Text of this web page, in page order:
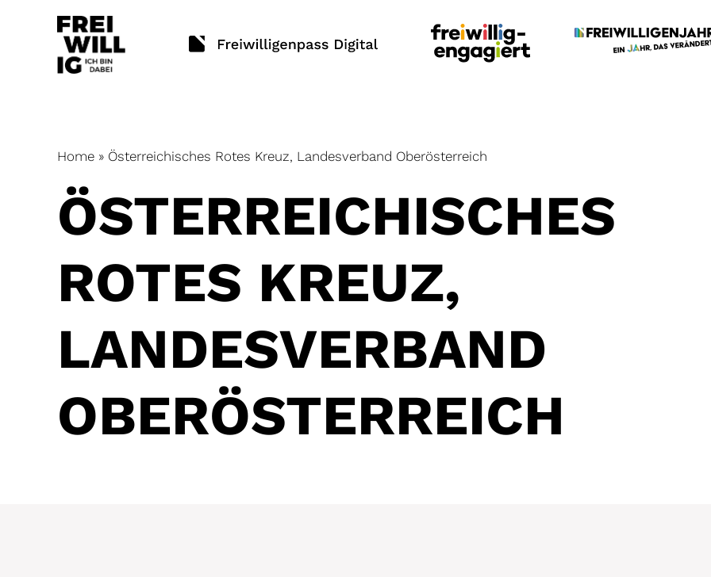
Home » Österreichisches Rotes Kreuz, Landesverband Oberösterreich
ÖSTERREICHISCHES
ROTES KREUZ,
LANDESVERBAND
OBERÖSTERREICH